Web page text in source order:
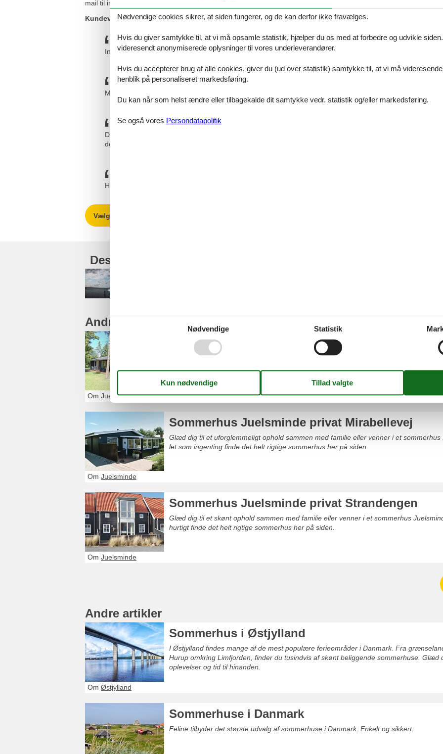
mail til info@feline.dk eller ring på 8724 2251.
Kundevurderinger af Feline Holidays
Ingen problemer. Alt fungerede som det skulle.
Meget kompetent personale (Tina). Super hjælpsom.
Det er ikke så ringe endda! :-) Super nem og overskuelig hjemmeside og så gør det heller ikke noget at de
dem efterhånden mange gange nu :-)
Hurtig til at svare på spørgsmål og meget hjælpsomme.
Vælg mellem 3 sommerhuse
Destinationer under Juelsminde
Andre artikler om Juelsminde
Sommerhus Juelsminde privat Hybenvej
Glæd dig til et uforglemmeligt ophold sammen med familie eller venner i et
Om Juelsminde
Sommerhus Juelsminde privat Mirabellevej
Glæd dig til et uforglemmeligt ophold sammen med familie eller venner i et
let som ingenting finde det helt rigtige sommerhus her på siden.
Om Juelsminde
Sommerhus Juelsminde privat Strandengen
Glæd dig til et skønt ophold sammen med familie eller venner i et sommerhus
hurtigt finde det helt rigtige sommerhus her på siden.
Om Juelsminde
Andre artikler
Sommerhus i Østjylland
I Østjylland findes mange af de mest populære ferieområder i Danmark. Fra
Hurup omkring Limfjorden, finder du tusindvis af skønt beliggende sommerhuse. Glæd
oplevelser og tid til hinanden.
Om Østjylland
Sommerhuse i Danmark
Feline tilbyder det største udvalg af sommerhuse i Danmark. Enkelt og sikkert.
Nødvendige cookies sikrer, at siden fungerer, og de kan derfor ikke fravælges.
Hvis du giver samtykke til, at vi må opsamle statistik, hjælper du os med at forbedre og udvikle
videresendt anonymiserede oplysninger til vores underleverandører.
Hvis du accepterer brug af alle cookies, giver du (ud over statistik) samtykke til, at vi må
henblik på personaliseret markedsføring.
Du kan når som helst ændre eller tilbagekalde dit samtykke vedr. statistik og/eller markedsføring.
Se også vores Persondatapolitik
Nødvendige Statistik